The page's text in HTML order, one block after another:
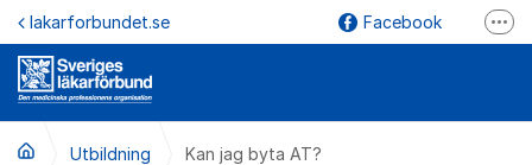
Hoppa till innehåll
lakarforbundet.se Facebook
Utbildning Kan jag byta AT?